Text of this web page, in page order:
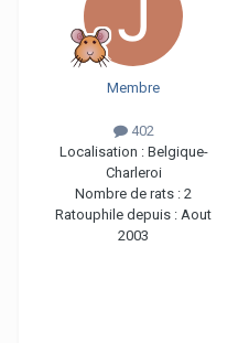
Membre
402
Localisation : Belgique-
Charleroi
Nombre de rats : 2
Ratouphile depuis : Aout
2003